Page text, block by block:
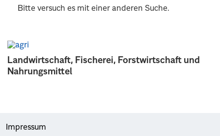
Landwirtschaft, Fischerei, Forstwirtschaft und
Nahrungsmittel
Bitte versuch es mit einer anderen Suche.
Impressum